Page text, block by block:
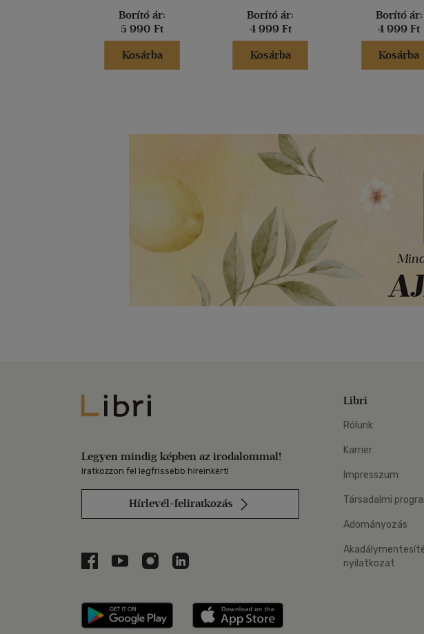
Borító ár:
5 990 Ft
Kosárba
Borító ár:
4 999 Ft
Kosárba
Borító ár:
4 999 Ft
Kosárba
Libri
Legyen mindig képben az irodalommal!
Iratkozzon fel legfrissebb híreinkért!
Hírlevél-feliratkozás
Libri a Facebookon
Libri a Youtube-on
Libri az Instagramon
Libri a LinkedInen
Libri applikáció Szerezd meg: Google Play
Libri
Rólunk
Karrier
Impresszum
Társadalmi
Adományozás
nyilatkozat